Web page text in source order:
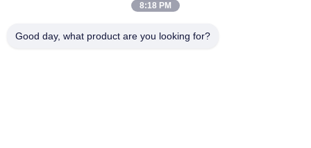
8:18 PM
Good day, what product are you looking for?